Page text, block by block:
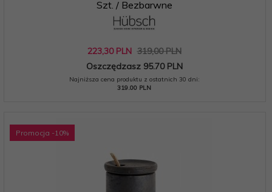
Szt. / Bezbarwne
223,30 PLN 319,00 PLN
Oszczędzasz 95.70 PLN
Najniższa cena produktu z ostatnich 30 dni:
319.00 PLN
Promocja -10%